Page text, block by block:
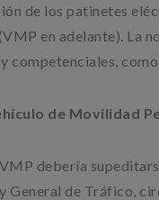
de los patinetes
en adelante). La
competenciales,
de Movilidad
debería
General de Tráfico,